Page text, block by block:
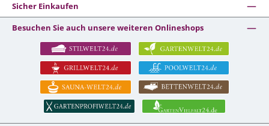
Sicher Einkaufen
Besuchen Sie auch unsere weiteren Onlineshops